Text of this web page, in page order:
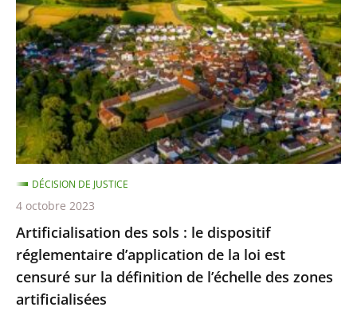
sous
certa...
sols
:
le
dispositif
réglementaire
d’application
de
la
loi
est
censuré
sur
la
définition
Artificialisation des sols : le dispositif
réglementaire d’application de la loi est
censuré sur la définition de l’échelle des zones
artificialisées
DÉCISION DE JUSTICE
4 octobre 2023